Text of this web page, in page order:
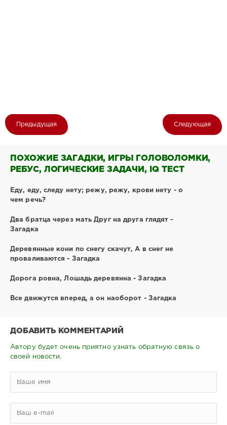
Предыдущая Следующая
ПОХОЖИЕ ЗАГАДКИ, ИГРЫ ГОЛОВОЛОМКИ,
РЕБУС, ЛОГИЧЕСКИЕ ЗАДАЧИ, IQ ТЕСТ
Еду, еду, следу нету; режу, режу, крови нету - о
чем речь?
Два братца через мать Друг на друга глядят -
Загадка
Деревянные кони по снегу скачут, А в снег не
проваливаются - Загадка
Дорога ровна, Лошадь деревянна - Загадка
Все движутся вперед, а он наоборот - Загадка
ДОБАВИТЬ КОММЕНТАРИЙ
Автору будет очень приятно узнать обратную связь о
своей новости.